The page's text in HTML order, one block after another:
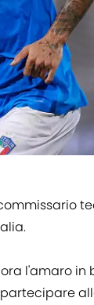
l'amaro in